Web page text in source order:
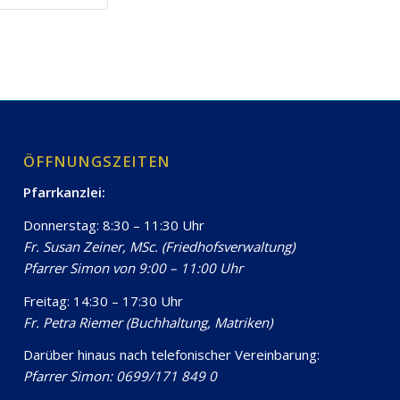
ÖFFNUNGSZEITEN
Pfarrkanzlei:
Donnerstag: 8:30 – 11:30 Uhr
Fr. Susan Zeiner, MSc. (Friedhofsverwaltung)
Pfarrer Simon von 9:00 – 11:00 Uhr
Freitag: 14:30 – 17:30 Uhr
Fr. Petra Riemer (Buchhaltung, Matriken)
Darüber hinaus nach telefonischer Vereinbarung:
Pfarrer Simon: 0699/171 849 0